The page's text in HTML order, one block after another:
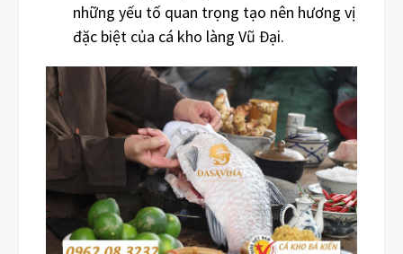
những yếu tố quan trọng tạo nên hương vị
đặc biệt của cá kho làng Vũ Đại.